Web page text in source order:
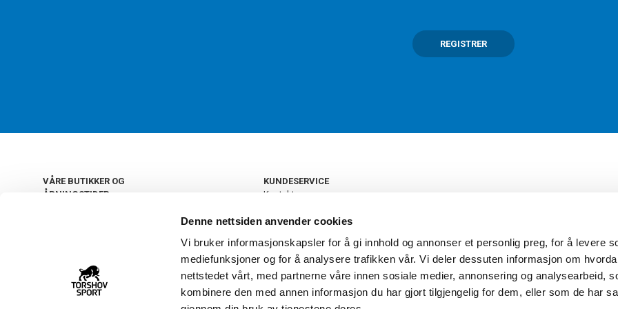
Denne nettsiden anvender cookies
Vi bruker informasjonskapsler for å gi innhold og annonser et personlig preg, for å levere
mediefunksjoner og for å analysere trafikken vår. Vi deler dessuten informasjon om
nettstedet vårt, med partnerne våre innen sosiale medier, annonsering og analysearbeid,
kombinere den med annen informasjon du har gjort tilgjengelig for dem, eller som de har
REGISTRER
VÅRE BUTIKKER OG
ÅPNINGSTIDER
22 09 20 20
KUNDESERVICE
Kontakt oss
Retur og bytte
Personvern
Frakt og levering
Ledige stillinger
FAQ - Ofte stilte spørsmål
Åpenhetsloven
Torshov Sport har over 90 års
klubbhandel. Torshov Sport har
Drammen, Sandvika Storsenter